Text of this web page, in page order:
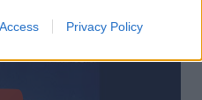
Privacy Policy